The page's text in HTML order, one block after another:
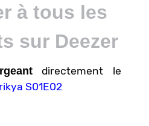
à tous les
sur Deezer
directement le
S01E02